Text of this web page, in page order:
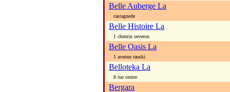
Belle Auberge La
castagnede
Belle Histoire La
1 chemin severou
Belle Oasis La
1 avenue rauski
Belloteka La
8 rue centre
Bergara